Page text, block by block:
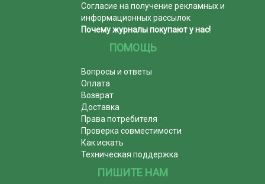
Согласие на получение рекламных и
информационных рассылок
Почему журналы покупают у нас!
ПОМОЩЬ
Вопросы и ответы
Оплата
Возврат
Доставка
Права потребителя
Проверка совместимости
Как искать
Техническая поддержка
ПИШИТЕ НАМ